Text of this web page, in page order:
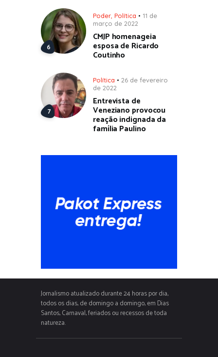
Poder Política
11 de
março de 2022
CMJP homenageia
esposa de Ricardo
Coutinho
Política
26 de fevereiro
de 2022
Entrevista de
Veneziano provocou
reação indignada da
família Paulino
Jornalismo atualizado durante 24 horas por dia,
todos os dias, de domingo a domingo, em Dias
Santos, Carnaval, feriados ou recessos de toda
natureza.